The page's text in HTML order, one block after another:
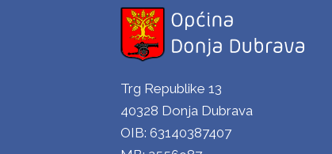
Trg Republike 13
40328 Donja Dubrava
OIB: 63140387407